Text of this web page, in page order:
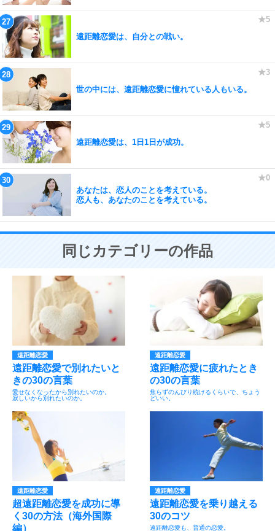
遠距離恋愛は、自分との戦い。
世の中には、遠距離恋愛に憧れている人もいる。
遠距離恋愛は、1日1日が成功。
あなたは、恋人のことを考えている。
恋人も、あなたのことを考えている。
同じカテゴリーの作品
遠距離恋愛
遠距離恋愛で別れたいと
きの30の言葉
愛せなくなったから別れたいのか。
寂しいから別れたいのか。
遠距離恋愛
遠距離恋愛に疲れたとき
の30の言葉
焦らずのんびり続けるくらいで、ちょう
どいい。
遠距離恋愛
超遠距離恋愛を成功に導
く30の方法（海外国際
編）
遠距離恋愛
遠距離恋愛を乗り越える
30のコツ
遠距離恋愛も、普通の恋愛。